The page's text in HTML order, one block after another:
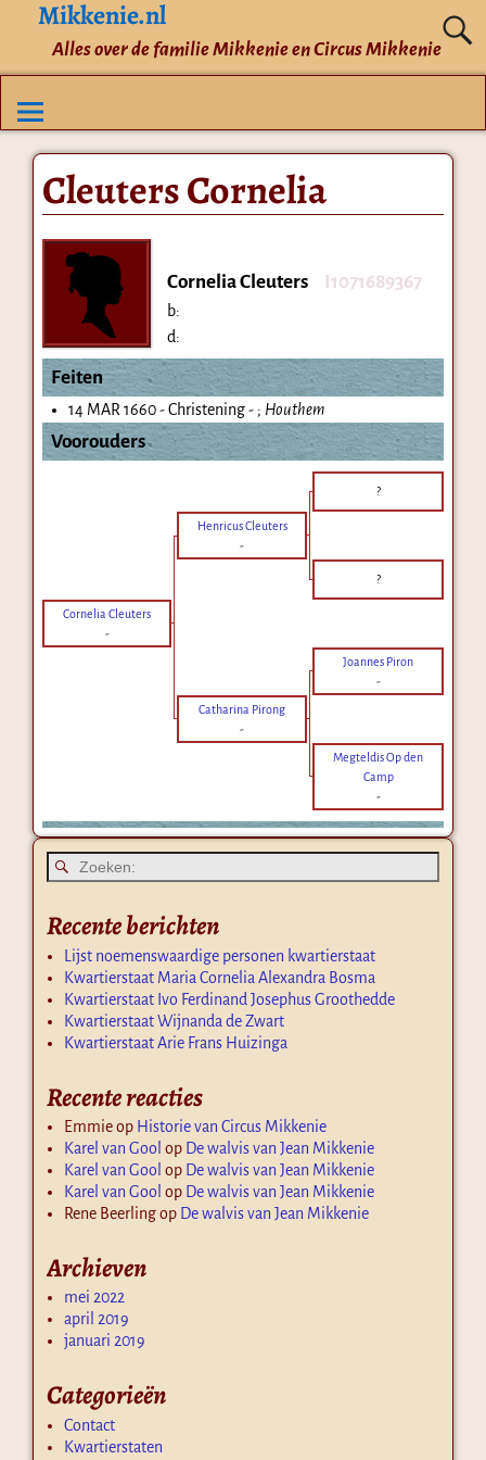
Mikkenie.nl
Alles over de familie Mikkenie en Circus Mikkenie
Cleuters Cornelia
Cornelia Cleuters I1071689367
b:
d:
Feiten
14 MAR 1660 - Christening - ; Houthem
Voorouders
?
Henricus Cleuters
-
?
Cornelia Cleuters
-
Joannes Piron
-
Catharina Pirong
-
Megteldis Op den
Camp
-
Recente berichten
Lijst noemenswaardige personen kwartierstaat
Kwartierstaat Maria Cornelia Alexandra Bosma
Kwartierstaat Ivo Ferdinand Josephus Groothedde
Kwartierstaat Wijnanda de Zwart
Kwartierstaat Arie Frans Huizinga
Recente reacties
Emmieop Historie van Circus Mikkenie
Karel van Gool op De walvis van Jean Mikkenie
Karel van Gool op De walvis van Jean Mikkenie
Karel van Gool op De walvis van Jean Mikkenie
Rene Beerlingop De walvis van Jean Mikkenie
Archieven
mei 2022
april 2019
januari 2019
Categorieën
Contact
Kwartierstaten